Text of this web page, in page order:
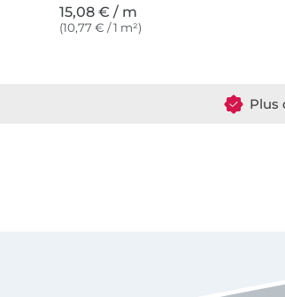
15,08 € / m
(10,77 € / 1 m²)
Plus